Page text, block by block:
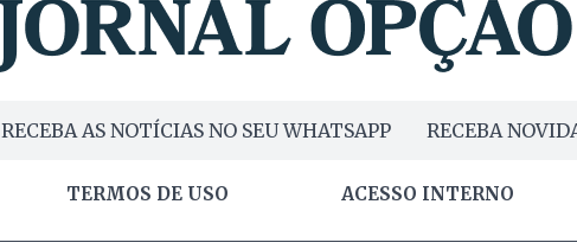
RECEBA AS NOTÍCIAS NO SEU WHATSAPP RECEBA
TERMOS DE USO ACESSO INTERNO